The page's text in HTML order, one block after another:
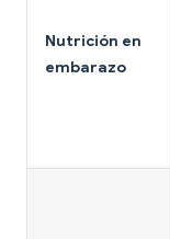
Nutrición en
embarazo